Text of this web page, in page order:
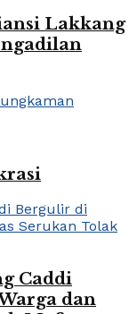
Lakkang
Caddi
dan